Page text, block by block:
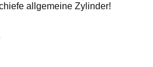
allgemeine Zylinder!